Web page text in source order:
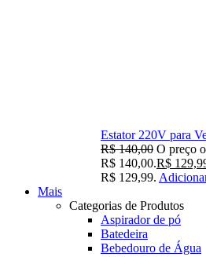
Estator 220V para
R$140,00 O preço
R$ 140,00.R$
R$ 129,99.
Mais
Categorias de Produtos
Aspirador de pó
Batedeira
Bebedouro de Água